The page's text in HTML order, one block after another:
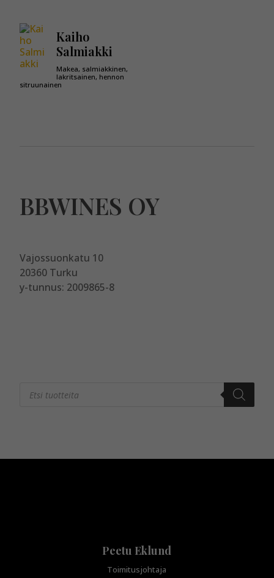
Kaiho
Salmiakki
Makea, salmiakkinen,
lakritsainen, hennon
sitruunainen
BBWINES OY
Vajossuonkatu 10
20360 Turku
y-tunnus: 2009865-8
search
Peetu Eklund
Toimitusjohtaja